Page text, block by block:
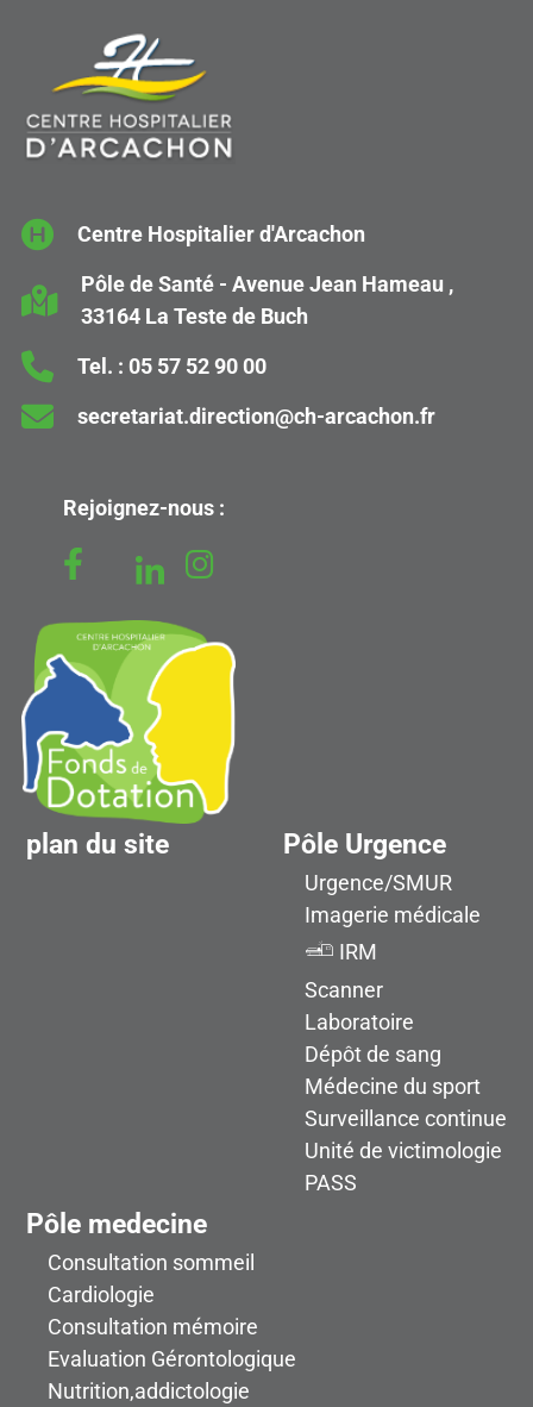
Centre Hospitalier d'Arcachon
Pôle de Santé - Avenue Jean Hameau ,
33164 La Teste de Buch
Tel. : 05 57 52 90 00
secretariat.direction@ch-arcachon.fr
Rejoignez-nous :
plan du site Pôle Urgence
Urgence/SMUR
Imagerie médicale
IRM
Scanner
Laboratoire
Dépôt de sang
Médecine du sport
Surveillance continue
Unité de victimologie
PASS
Pôle medecine
Consultation sommeil
Cardiologie
Consultation mémoire
Evaluation Gérontologique
Nutrition,addictologie